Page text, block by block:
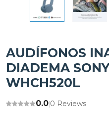
AUDÍFONOS
DIADEMA
WHCH520L
0.0|0 Reviews